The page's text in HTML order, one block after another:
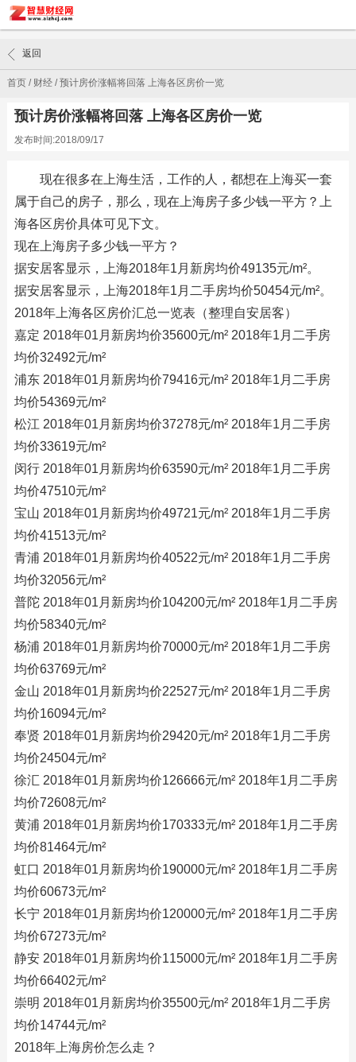
首页/ 财经/预计房价涨幅将回落 上海各区房价一览
返回
预计房价涨幅将回落 上海各区房价一览
发布时间:2018/09/17
现在很多在上海生活，工作的人，都想在上海买一套
属于自己的房子，那么，现在上海房子多少钱一平方？上
海各区房价具体可见下文。
现在上海房子多少钱一平方？
据安居客显示，上海2018年1月新房均价49135元/m²。
据安居客显示，上海2018年1月二手房均价50454元/m²。
2018年上海各区房价汇总一览表（整理自安居客）
嘉定 2018年01月新房均价35600元/m² 2018年1月二手房
均价32492元/m²
浦东 2018年01月新房均价79416元/m² 2018年1月二手房
均价54369元/m²
松江 2018年01月新房均价37278元/m² 2018年1月二手房
均价33619元/m²
闵行 2018年01月新房均价63590元/m² 2018年1月二手房
均价47510元/m²
宝山 2018年01月新房均价49721元/m² 2018年1月二手房
均价41513元/m²
青浦 2018年01月新房均价40522元/m² 2018年1月二手房
均价32056元/m²
普陀 2018年01月新房均价104200元/m² 2018年1月二手房
均价58340元/m²
杨浦 2018年01月新房均价70000元/m² 2018年1月二手房
均价63769元/m²
金山 2018年01月新房均价22527元/m² 2018年1月二手房
均价16094元/m²
奉贤 2018年01月新房均价29420元/m² 2018年1月二手房
均价24504元/m²
徐汇 2018年01月新房均价126666元/m² 2018年1月二手房
均价72608元/m²
黄浦 2018年01月新房均价170333元/m² 2018年1月二手房
均价81464元/m²
虹口 2018年01月新房均价190000元/m² 2018年1月二手房
均价60673元/m²
长宁 2018年01月新房均价120000元/m² 2018年1月二手房
均价67273元/m²
静安 2018年01月新房均价115000元/m² 2018年1月二手房
均价66402元/m²
崇明 2018年01月新房均价35500元/m² 2018年1月二手房
均价14744元/m²
2018年上海房价怎么走？